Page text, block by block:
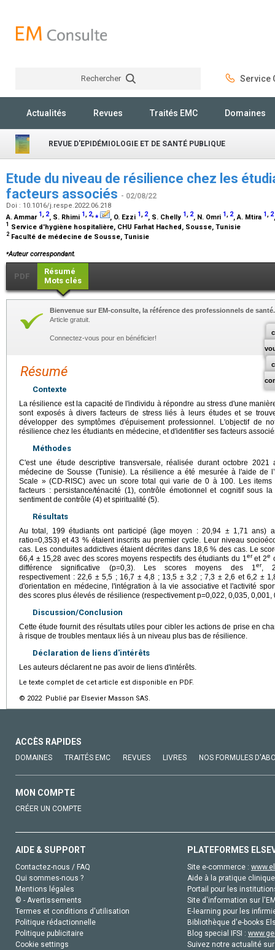
Rechercher Service
Actualités Revues Traités EMC Domaines
REVUE D'EPIDÉMIOLOGIE ET DE SANTÉ PUBLIQUE
Etude du niveau de résilience chez les
facteurs associés - 02/08/22
Doi : 10.1016/j.respe.2022.06.218
A. Ammar 1, 2, S. Rhimi 1, 2,⁎ , O. Ezzi 1, 2, S. Chelly 1, 2, N. Omri 1, 2, A. Mtira 1, 2
1 Service d'hygiène hospitalière, CHU Farhat Hached, Sousse, Tunisie
2 Faculté de médecine de Sousse, Tunisie
⁎Auteur correspondant.
PDF
Résumé
Mots clés
Bienvenue sur EM-consulte, la référence des professionnels de santé.
Article gratuit.
Connectez-vous pour en bénéficier!
Résumé
Contexte
La résilience est la capacité de l'individu à répondre au stress d'une
sont exposés à divers facteurs de stress liés à leurs études et se
développer des symptômes d'épuisement professionnel. L'objectif de
résilience chez les étudiants en médecine, et d'identifier ses facteurs
Méthodes
C'est une étude descriptive transversale, réalisée durant octobre
médecine de Sousse (Tunisie). La résilience a été mesurée à l'aide de
Scale » (CD-RISC) avec un score total qui varie de 0 à 100. Les
facteurs : persistance/ténacité (1), contrôle émotionnel et cognitif sous
sentiment de contrôle (4) et spiritualité (5).
Résultats
Au total, 199 étudiants ont participé (âge moyen : 20,94 ± 1,71 ans)
ratio=0,353) et 43 % étaient inscrits au premier cycle. Leur niveau
cas. Les conduites addictives étaient décrites dans 18,6 % des cas. Le
66,4 ± 15,28 avec des scores moyens respectifs des étudiants du 1er et 2e
différence significative (p=0,3). Les scores moyens des 1er,
respectivement : 22,6 ± 5,5 ; 16,7 ± 4,8 ; 13,5 ± 3,2 ; 7,3 ± 2,6 et 6,2 ±
d'orientation en médecine, l'intégration à la vie associative et l'activité
des scores plus élevés de résilience (respectivement p=0,022, 0,035, 0,001,
Discussion/Conclusion
Cette étude fournit des résultats utiles pour cibler les actions de prise en
à risque de troubles mentaux liés à un niveau plus bas de résilience.
Déclaration de liens d'intérêts
Les auteurs déclarent ne pas avoir de liens d'intérêts.
Le texte complet de cet article est disponible en PDF.
© 2022 Publié par Elsevier Masson SAS.
ACCÈS RAPIDES
DOMAINES TRAITÉS EMC REVUES LIVRES NOS FORMULES
MON COMPTE
CRÉER UN COMPTE
AIDE & SUPPORT
Contactez-nous / FAQ
Qui sommes-nous ?
Mentions légales
© - Avertissements
Termes et conditions d'utilisation
Politique rédactionnelle
Politique publicitaire
Cookie settings
PLATEFORMES
Site e-commerce :
Aide à la pratique
Portail pour les
Site d'information sur
E-learning pour les
Bibliothèque d'e-books
Blog special IFSI :
Suivez notre actualité